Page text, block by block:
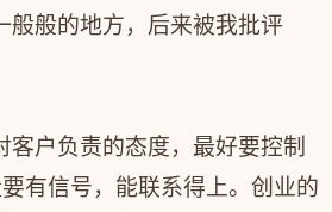
般般的地方，后来被我批评
客户负责的态度，最好要控制
有信号，能联系得上。创业的